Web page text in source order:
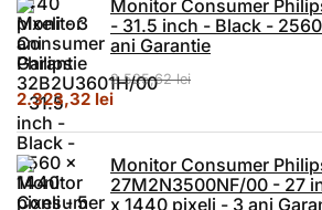
Monitor Consumer
- 31.5 inch - Black -
ani Garantie
2.525,62lei
Prețul inițial a fost: 2.525,62 lei.
2.323,32 leiPrețul curent este:
Monitor Consumer
27M2N3500NF/00 - 27
x 1440 pixeli - 3 ani